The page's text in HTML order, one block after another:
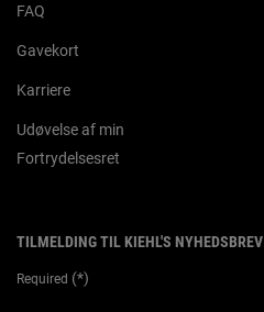
FAQ
Gavekort
Karriere
Udøvelse af min
Fortrydelsesret
TILMELDING TIL KIEHL'S NYHEDSBREV
Required (*)